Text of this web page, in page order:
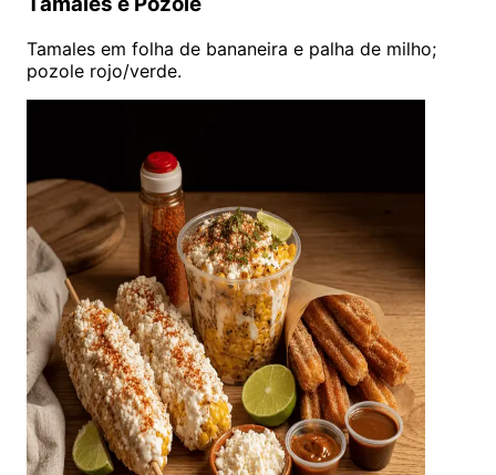
Tamales em folha de bananeira e palha de milho;
pozole rojo/verde.